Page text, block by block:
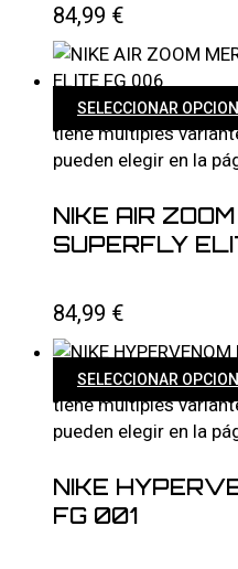
84,99 €
SELECCIONAR
tiene múltiples
pueden elegir en la
NIKE AIR
SUPERFLY
84,99 €
SELECCIONAR
tiene múltiples
pueden elegir en la
NIKE
FG 001